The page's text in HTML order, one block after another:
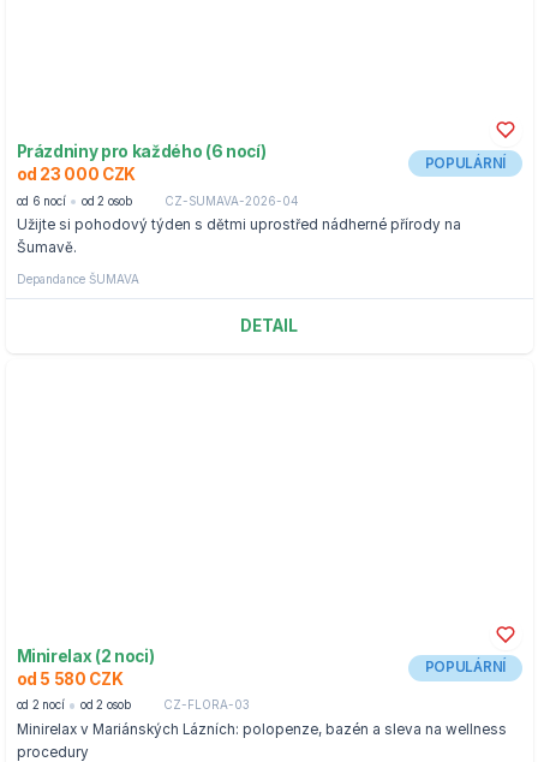
Prázdniny pro každého (6 nocí)
od 23 000 CZK
POPULÁRNÍ
od 6 nocí od 2 osob CZ-SUMAVA-2026-04
Užijte si pohodový týden s dětmi uprostřed nádherné přírody na
Šumavě.
Depandance ŠUMAVA
DETAIL
Minirelax (2 noci)
od 5 580 CZK
POPULÁRNÍ
od 2 nocí od 2 osob CZ-FLORA-03
Minirelax v Mariánských Lázních: polopenze, bazén a sleva na wellness
procedury